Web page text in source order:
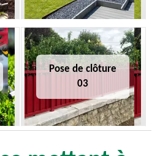
Pose de clôture
03